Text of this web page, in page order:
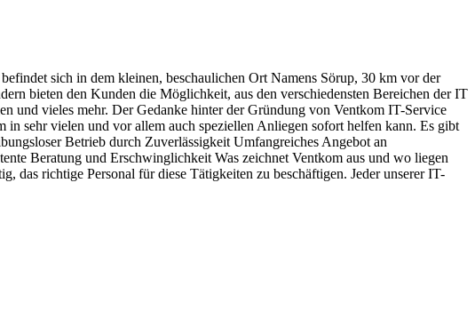
sich in dem kleinen, beschaulichen Ort Namens Sörup, 30 km vor der
bieten den Kunden die Möglichkeit, aus den verschiedensten Bereichen der IT
und vieles mehr. Der Gedanke hinter der Gründung von Ventkom IT-Service
in sehr vielen und vor allem auch speziellen Anliegen sofort helfen kann. Es gibt
Betrieb durch Zuverlässigkeit Umfangreiches Angebot an
Beratung und Erschwinglichkeit Was zeichnet Ventkom aus und wo liegen
das richtige Personal für diese Tätigkeiten zu beschäftigen. Jeder unserer IT-